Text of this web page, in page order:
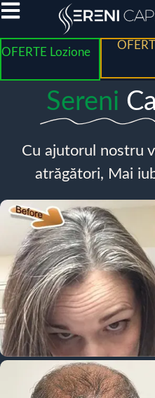
OFERTE Lozione
Sereni
Cu ajutorul nostru
atrăgători, Mai